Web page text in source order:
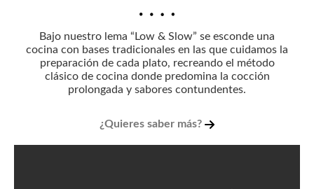
Bajo nuestro lema “Low & Slow” se esconde una
cocina con bases tradicionales en las que cuidamos la
preparación de cada plato, recreando el método
clásico de cocina donde predomina la cocción
prolongada y sabores contundentes.
¿Quieres saber más?